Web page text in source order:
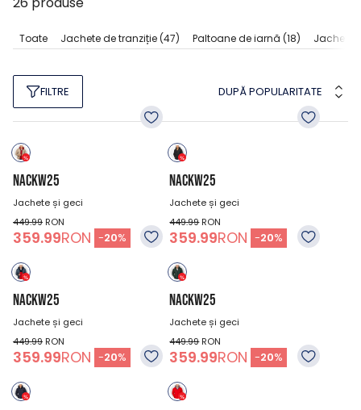
Toate Jachete de tranziție(47) Paltoane de iarnă (18) Jachete
FILTRE DUPĂ POPULARITATE
NACKW25
Jachete și geci
449.99 RON
359.99RON -20%
NACKW25
Jachete și geci
449.99RON
359.99RON -20%
NACKW25
Jachete și geci
449.99 RON
359.99RON -20%
NACKW25
Jachete și geci
449.99RON
359.99RON -20%